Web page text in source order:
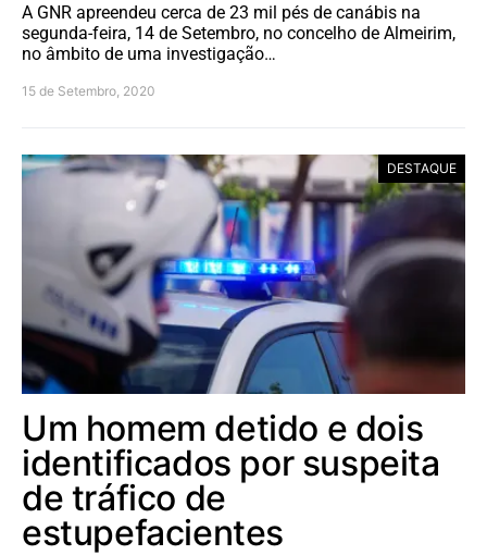
A GNR apreendeu cerca de 23 mil pés de canábis na
segunda-feira, 14 de Setembro, no concelho de Almeirim,
no âmbito de uma investigação…
15 de Setembro, 2020
DESTAQUE
Um homem detido e dois
identificados por suspeita
de tráfico de
estupefacientes